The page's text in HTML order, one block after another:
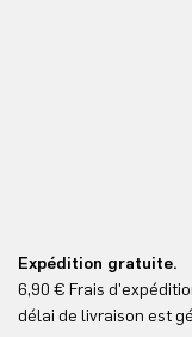
Expédition gratuite.
6,90 € Frais
délai de livraison est